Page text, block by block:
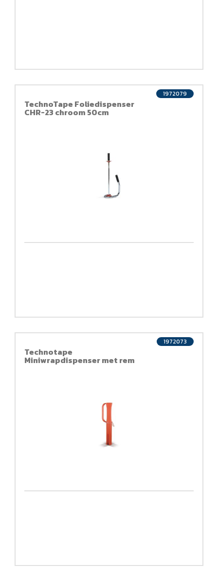
TechnoTape Foliedispenser
CHR-23 chroom 50cm
1972079
Technotape
Miniwrapdispenser met rem
1972073